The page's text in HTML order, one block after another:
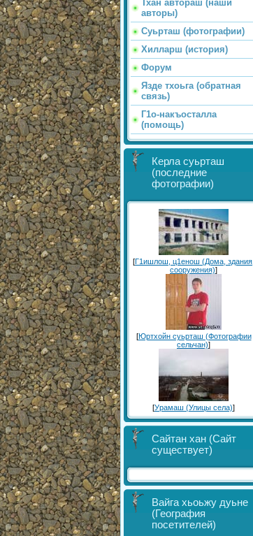
Тхан автораш (наши
авторы)
Суьрташ (фотографии)
Хилларш (история)
Форум
Язде тхоьга (обратная
связь)
Г1о-накъосталла
(помощь)
Керла суьрташ
(последние
фотографии)
[Г1ишлош, ц1енош (Дома, здания,
сооружения)]
[Юртхойн суьрташ (Фотографии
сельчан)]
[Урамаш (Улицы села)]
Сайтан хан (Сайт
существует)
Вайга хьоьжу дуьне
(География
посетителей)